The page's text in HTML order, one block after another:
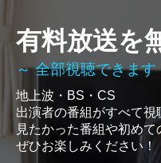
有料放送を
～ 全部視聴できます
地上波・BS・CS
出演者の番組がすべて視
見たかった番組や初めて
ぜひお楽しみください！